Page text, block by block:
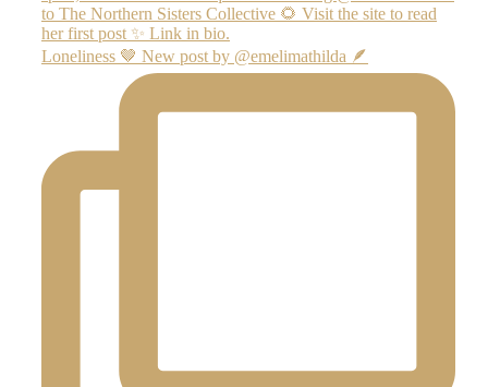
Loneliness 🤎 New post by @emelimathilda 🪶